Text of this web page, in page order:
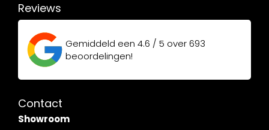
Reviews
Gemiddeld een 4.6 / 5 over693
beoordelingen!
Contact
Showroom